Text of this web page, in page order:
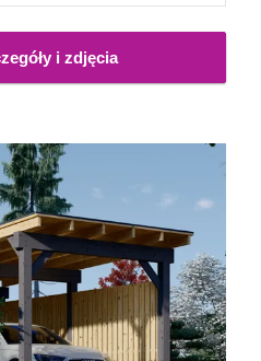
albo rowery. To
w jednej konstrukcji.
i zdjęcia